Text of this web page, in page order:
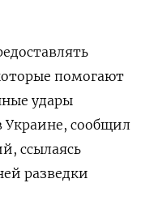
помогают
удары
Украине, сообщил
ссылаясь
разведки